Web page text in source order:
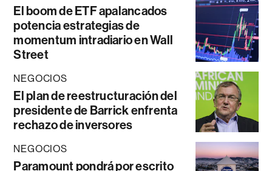
El boom de ETF apalancados
potencia estrategias de
momentum intradiario en Wall
Street
NEGOCIOS
El plan de reestructuración del
presidente de Barrick enfrenta
rechazo de inversores
NEGOCIOS
Paramount pondrá por escrito